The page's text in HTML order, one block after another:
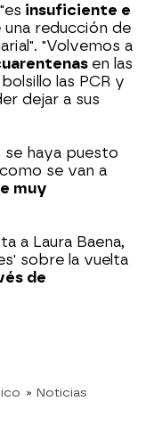
insuficiente e
reducción de
"Volvemos a
en las
las PCR y
dejar a sus
se haya puesto
se van a
muy
a Laura Baena,
sobre la vuelta
de
» Noticias